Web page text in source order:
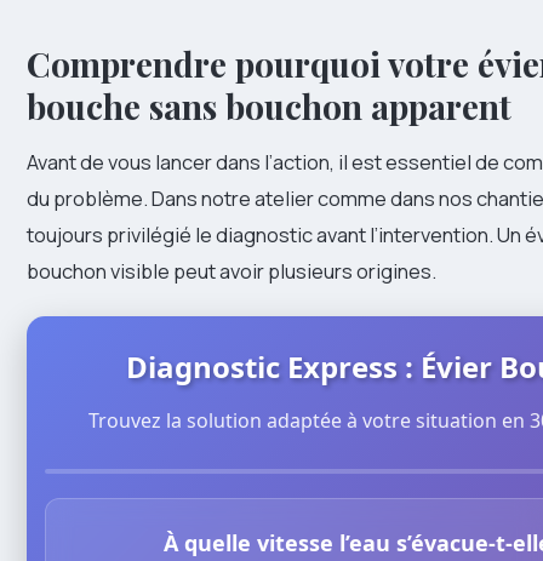
Comprendre pourquoi votre
bouche sans bouchon apparent
Avant de vous lancer dans l’action, il est essentiel de
du problème. Dans notre atelier comme dans nos
toujours privilégié le diagnostic avant l’intervention. Un
bouchon visible peut avoir plusieurs origines.
Diagnostic Express : Évier
Trouvez la solution adaptée à votre situation en
À quelle vitesse l’eau s’évacue-t-